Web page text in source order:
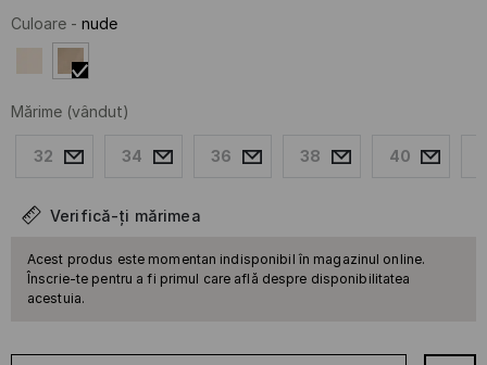
Culoare - nude
Mărime (vândut)
32 34 36 38 40
Verifică-ți mărimea
Acest produs este momentan indisponibil în magazinul online.
Înscrie-te pentru a fi primul care află despre disponibilitatea
acestuia.